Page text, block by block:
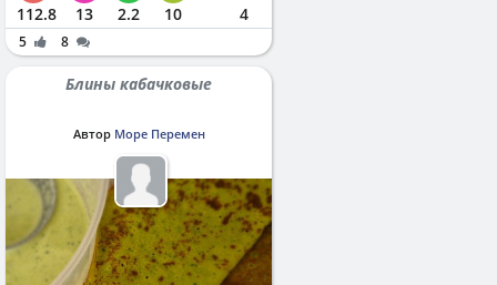
112.8 13 2.2 10 4
5 8
Блины кабачковые
Автор Море Перемен